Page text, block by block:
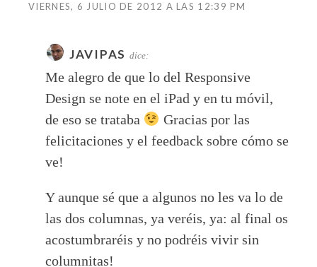
VIERNES, 6 JULIO DE 2012 A LAS 12:39 PM
JAVIPAS dice:
Me alegro de que lo del Responsive
Design se note en el iPad y en tu móvil,
de eso se trataba
Gracias por las
felicitaciones y el feedback sobre cómo se
ve!
Y aunque sé que a algunos no les va lo de
las dos columnas, ya veréis, ya: al final os
acostumbraréis y no podréis vivir sin
columnitas!